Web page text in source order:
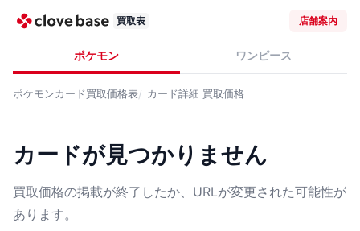
買取表 店舗案内
ポケモン ワンピース
ポケモンカード買取価格表 カード詳細 買取価格
カードが見つかりません
買取価格の掲載が終了したか、URLが変更された可能性が
あります。